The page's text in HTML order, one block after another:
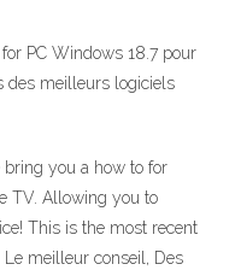
PC Windows 18.7 pour
des meilleurs logiciels
you a how to for
TV. Allowing you to
This is the most recent
Le meilleur conseil, Des